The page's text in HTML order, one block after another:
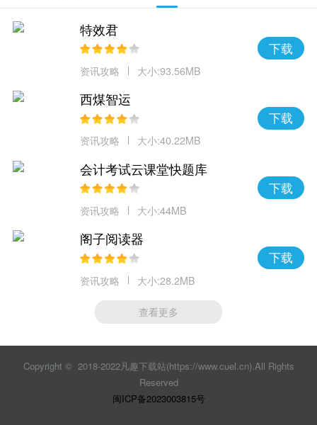
特效君
资讯攻略 大小:93.56MB
下载
西煤智运
资讯攻略 大小:40.22MB
下载
会计考试云课堂快题库
资讯攻略 大小:44MB
下载
阁子阅读器
资讯攻略 大小:28.2MB
下载
查看更多
Copyright © 2018-2022凡趣下载站(https://www.cuel.cn).All Rights
Reserved
闽ICP备2023003815号